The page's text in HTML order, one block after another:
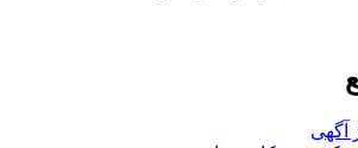
آگهی